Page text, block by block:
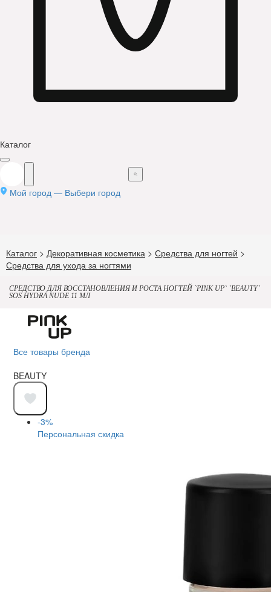
Каталог
Мой город — Выбери город
Каталог > Декоративная косметика > Средства для ногтей >
Средства для ухода за ногтями
СРЕДСТВО ДЛЯ ВОССТАНОВЛЕНИЯ И РОСТА НОГТЕЙ `PINK UP` `BEAUTY`
SOS HYDRA NUDE 11 МЛ
Все товары бренда
BEAUTY
-3%
Персональная скидка